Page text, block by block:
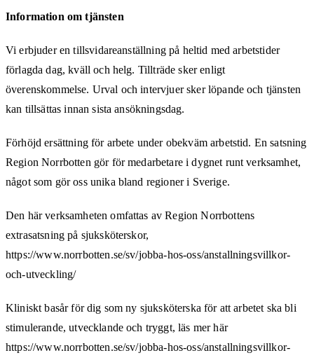
Information om tjänsten
Vi erbjuder en tillsvidareanställning på heltid med arbetstider
förlagda dag, kväll och helg. Tillträde sker enligt
överenskommelse. Urval och intervjuer sker löpande och tjänsten
kan tillsättas innan sista ansökningsdag.
Förhöjd ersättning för arbete under obekväm arbetstid. En satsning
Region Norrbotten gör för medarbetare i dygnet runt verksamhet,
något som gör oss unika bland regioner i Sverige.
Den här verksamheten omfattas av Region Norrbottens
extrasatsning på sjuksköterskor,
https://www.norrbotten.se/sv/jobba-hos-oss/anstallningsvillkor-
och-utveckling/
Kliniskt basår för dig som ny sjuksköterska för att arbetet ska bli
stimulerande, utvecklande och tryggt, läs mer här
https://www.norrbotten.se/sv/jobba-hos-oss/anstallningsvillkor-